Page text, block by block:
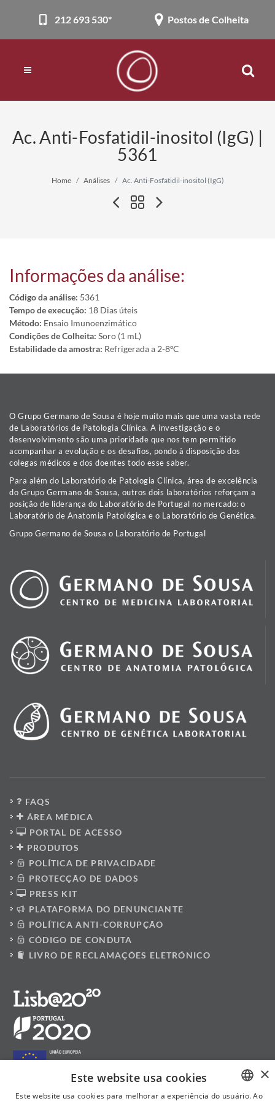
212 693 530* Postos de Colheita
Ac. Anti-Fosfatidil-inositol (IgG) |
5361
Home Análises Ac. Anti-Fosfatidil-inositol (IgG)
Informações da análise:
Código da análise: 5361
Tempo de execução: 18 Dias úteis
Método: Ensaio Imunoenzimático
Condições de Colheita: Soro (1 mL)
Estabilidade da amostra: Refrigerada a 2-8ºC
O Grupo Germano de Sousa é hoje muito mais que uma vasta rede
de Laboratórios de Patologia Clínica. A investigação e o
desenvolvimento são uma prioridade que nos tem permitido
acompanhar a evolução e os desafios, pondo à disposição dos
colegas médicos e dos doentes todo esse saber.
Para além do Laboratório de Patologia Clínica, área de excelência
do Grupo Germano de Sousa, outros dois laboratórios reforçam a
posição de liderança do Laboratório de Portugal no mercado: o
Laboratório de Anatomia Patológica e o Laboratório de Genética.
Grupo Germano de Sousa o Laboratório de Portugal
FAQS
ÁREA MÉDICA
PORTAL DE ACESSO
PRODUTOS
POLÍTICA DE PRIVACIDADE
PROTECÇÃO DE DADOS
PRESS KIT
PLATAFORMA DO DENUNCIANTE
POLÍTICA ANTI-CORRUPÇÃO
CÓDIGO DE CONDUTA
LIVRO DE RECLAMAÇÕES ELETRÓNICO
×
Este website usa cookies
Este website usa cookies para melhorar a experiência do usuário. Ao